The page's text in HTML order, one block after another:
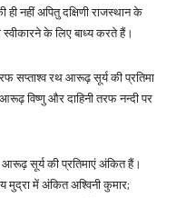
नहीं अपितु दक्षिणी राजस्थान के
स्वीकारने के लिए बाध्य करते हैं।
सप्ताश्व रथ आरूढ़ सूर्य की प्रतिमा
विष्णु और दाहिनी तरफ नन्दी पर
आरूढ़ सूर्य की प्रतिमाएं अंकित हैं।
में अंकित अश्विनी कुमार;